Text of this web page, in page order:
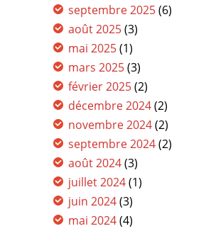
septembre 2025(6)
août 2025(3)
mai 2025(1)
mars 2025(3)
février 2025(2)
décembre 2024(2)
novembre 2024(2)
septembre 2024(2)
août 2024(3)
juillet 2024(1)
juin 2024(3)
mai 2024(4)